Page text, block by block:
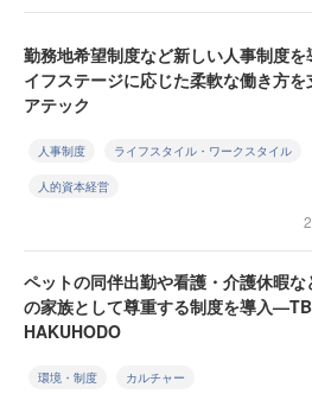
勤務地希望制度など新しい人事制度
イフステージに応じた柔軟な働き方
アテック
人事制度 ライフスタイル・ワークスタイル
人的資本経営
ペットの同伴出勤や看護・介護休暇な
の家族として尊重する制度を導入
HAKUHODO
環境・制度 カルチャー